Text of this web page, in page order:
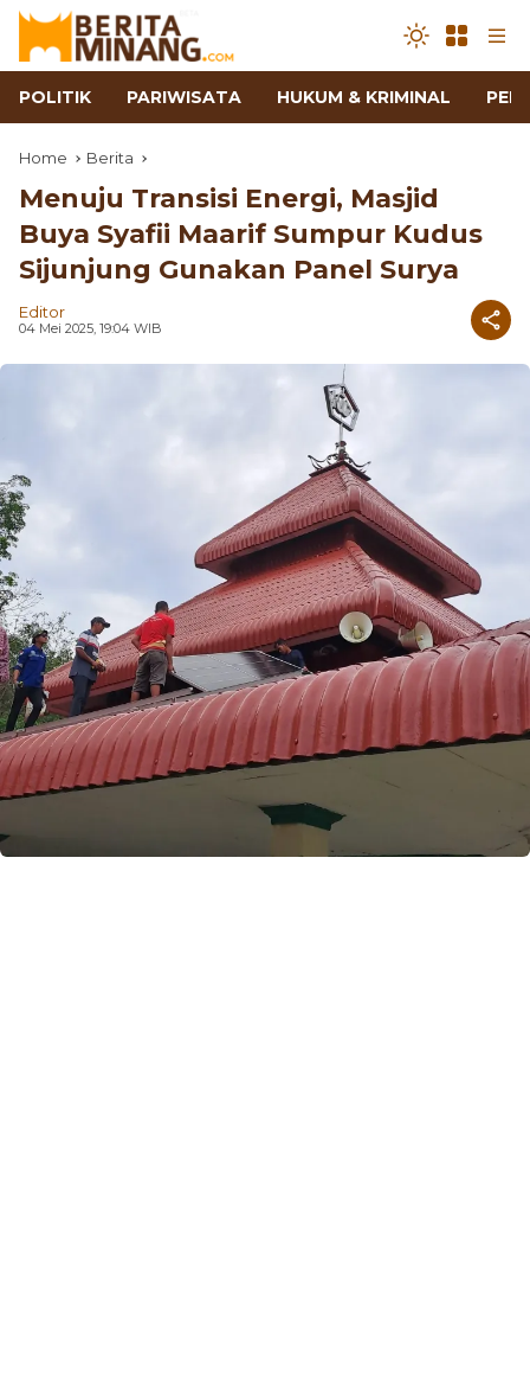
POLITIK PARIWISATA HUKUM & KRIMINAL
Home Berita
Menuju Transisi Energi, Masjid
Buya Syafii Maarif Sumpur Kudus
Sijunjung Gunakan Panel Surya
Editor
04 Mei 2025, 19:04 WIB